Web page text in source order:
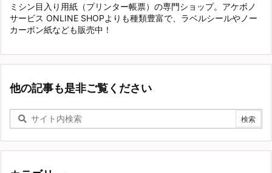
ミシン目入り用紙（プリンター帳票）の専門ショップ。アケボノ
サービス ONLINE SHOPよりも種類豊富で、ラベルシールやノー
カーボン紙なども販売中！
他の記事も是非ご覧ください